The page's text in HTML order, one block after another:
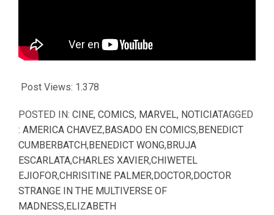
Post Views: 1.378
POSTED IN: CINE, COMICS, MARVEL, NOTICIATAGGED
: AMERICA CHAVEZ,BASADO EN COMICS,BENEDICT
CUMBERBATCH,BENEDICT WONG,BRUJA
ESCARLATA,CHARLES XAVIER,CHIWETEL
EJIOFOR,CHRISITINE PALMER,DOCTOR,DOCTOR
STRANGE IN THE MULTIVERSE OF
MADNESS,ELIZABETH